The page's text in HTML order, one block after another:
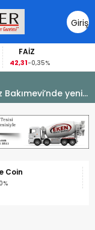
Giriş
Yap
FAİZ
42,31-0,35%
yeni
Coin